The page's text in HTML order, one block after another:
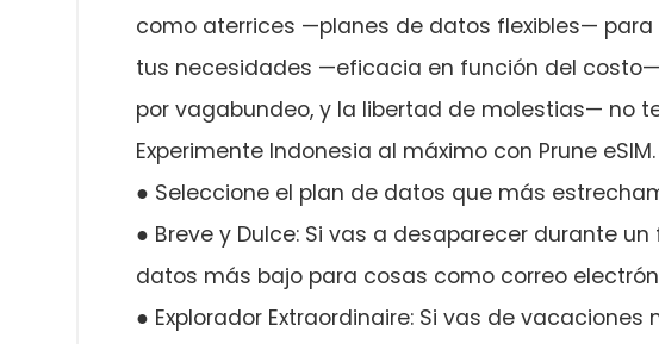
como aterrices —planes de datos flexibles—
tus necesidades —eficacia en función del
por vagabundeo, y la libertad de molestias— no
Experimente Indonesia al máximo con Prune eSIM.
● Seleccione el plan de datos que más
● Breve y Dulce: Si vas a desaparecer durante
datos más bajo para cosas como correo
● Explorador Extraordinaire: Si vas de